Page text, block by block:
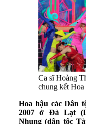
Ca sĩ Hoàng
chung kết
Hoa hậu các Dân
2007 ở Đà Lạt
Nhung (dân tộc